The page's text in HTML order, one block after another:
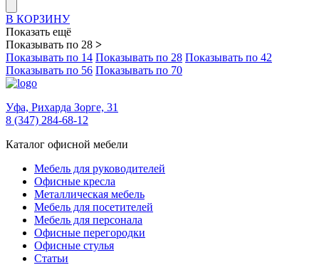
В КОРЗИНУ
Показать ещё
Показывать по 28 >
Показывать по 14 Показывать по 28 Показывать по 42
Показывать по 56 Показывать по 70
Уфа, Рихарда Зорге, 31
8 (347) 284-68-12
Каталог офисной мебели
Мебель для руководителей
Офисные кресла
Металлическая мебель
Мебель для посетителей
Мебель для персонала
Офисные перегородки
Офисные стулья
Статьи